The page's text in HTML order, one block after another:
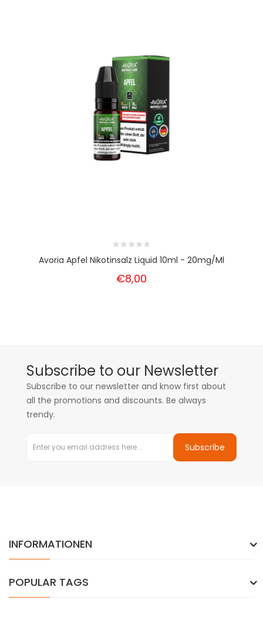
Avoria Apfel Nikotinsalz Liquid 10ml - 20mg/ml
€8,00
Subscribe to our Newsletter
Subscribe to our newsletter and know first about
all the promotions and discounts. Be always
trendy.
Subscribe
INFORMATIONEN
POPULAR TAGS